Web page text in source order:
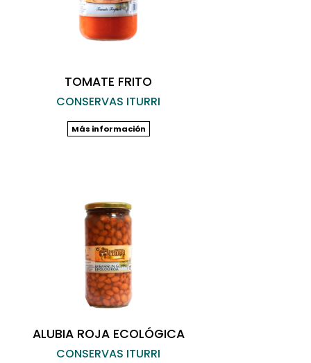
TOMATE FRITO
CONSERVAS ITURRI
Más información
ALUBIA ROJA ECOLÓGICA
CONSERVAS ITURRI